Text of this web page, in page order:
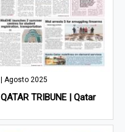
| Agosto 2025
QATAR TRIBUNE | Qatar